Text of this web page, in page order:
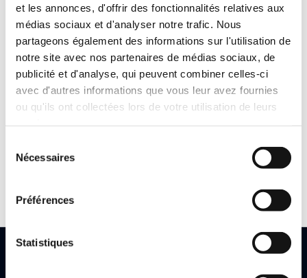
et les annonces, d'offrir des fonctionnalités relatives aux
médias sociaux et d'analyser notre trafic. Nous
partageons également des informations sur l'utilisation de
notre site avec nos partenaires de médias sociaux, de
publicité et d'analyse, qui peuvent combiner celles-ci
avec d'autres informations que vous leur avez fournies
ou qu'ils ont collectées lors de votre utilisation de leurs
Nécessaires
Préférences
Statistiques
Application:
B-Cool MC 610 convient à l'usinage de la fonte, de l'acier, de
l'acier inoxydable, de l'aluminium, du cuivre pur et des
alliages de cuivre (au plomb, <30% dans le mélange par
machine).
Référence :